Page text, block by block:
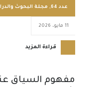
عدد 64 , مجلة البحوث
11 مايو، 2026
قراءة المزيد
مفهوم السياق